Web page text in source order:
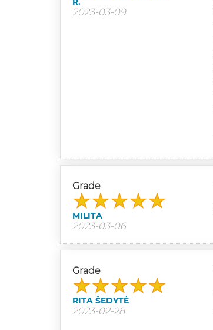
2023-03-09
Grade
MILITA
2023-03-06
Grade
RITA ŠEDYTĖ
2023-02-28